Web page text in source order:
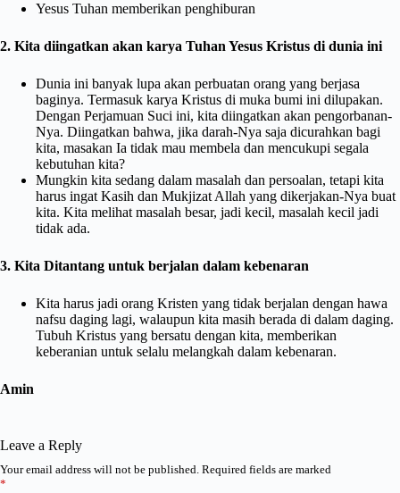
Yesus Tuhan memberikan penghiburan
2. Kita diingatkan akan karya Tuhan Yesus Kristus di dunia ini
Dunia ini banyak lupa akan perbuatan orang yang berjasa
baginya. Termasuk karya Kristus di muka bumi ini dilupakan.
Dengan Perjamuan Suci ini, kita diingatkan akan pengorbanan-
Nya. Diingatkan bahwa, jika darah-Nya saja dicurahkan bagi
kita, masakan Ia tidak mau membela dan mencukupi segala
kebutuhan kita?
Mungkin kita sedang dalam masalah dan persoalan, tetapi kita
harus ingat Kasih dan Mukjizat Allah yang dikerjakan-Nya buat
kita. Kita melihat masalah besar, jadi kecil, masalah kecil jadi
tidak ada.
3. Kita Ditantang untuk berjalan dalam kebenaran
Kita harus jadi orang Kristen yang tidak berjalan dengan hawa
nafsu daging lagi, walaupun kita masih berada di dalam daging.
Tubuh Kristus yang bersatu dengan kita, memberikan
keberanian untuk selalu melangkah dalam kebenaran.
Amin
Leave a Reply
Your email address will not be published. Required fields are marked
*